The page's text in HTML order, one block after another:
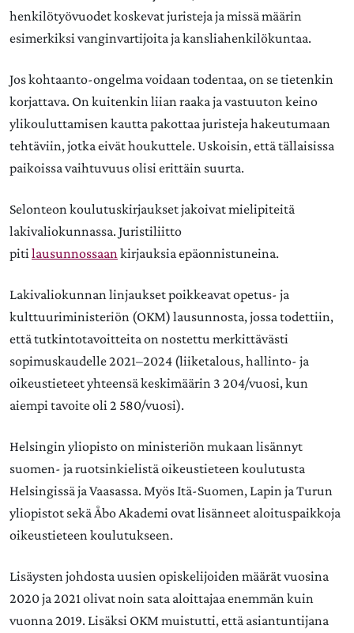
henkilötyövuodet koskevat juristeja ja missä määrin
esimerkiksi vanginvartijoita ja kansliahenkilökuntaa.
Jos kohtaanto-ongelma voidaan todentaa, on se tietenkin
korjattava. On kuitenkin liian raaka ja vastuuton keino
ylikouluttamisen kautta pakottaa juristeja hakeutumaan
tehtäviin, jotka eivät houkuttele. Uskoisin, että tällaisissa
paikoissa vaihtuvuus olisi erittäin suurta.
Selonteon koulutuskirjaukset jakoivat mielipiteitä
lakivaliokunnassa. Juristiliitto
piti lausunnossaan kirjauksia epäonnistuneina.
Lakivaliokunnan linjaukset poikkeavat opetus- ja
kulttuuriministeriön (OKM) lausunnosta, jossa todettiin,
että tutkintotavoitteita on nostettu merkittävästi
sopimuskaudelle 2021–2024 (liiketalous, hallinto- ja
oikeustieteet yhteensä keskimäärin 3 204/vuosi, kun
aiempi tavoite oli 2 580/vuosi).
Helsingin yliopisto on ministeriön mukaan lisännyt
suomen- ja ruotsinkielistä oikeustieteen koulutusta
Helsingissä ja Vaasassa. Myös Itä-Suomen, Lapin ja Turun
yliopistot sekä Åbo Akademi ovat lisänneet aloituspaikkoja
oikeustieteen koulutukseen.
Lisäysten johdosta uusien opiskelijoiden määrät vuosina
2020 ja 2021 olivat noin sata aloittajaa enemmän kuin
vuonna 2019. Lisäksi OKM muistutti, että asiantuntijana